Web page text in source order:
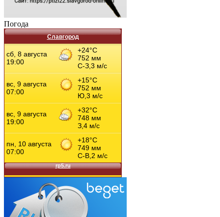
Погода
Славгород